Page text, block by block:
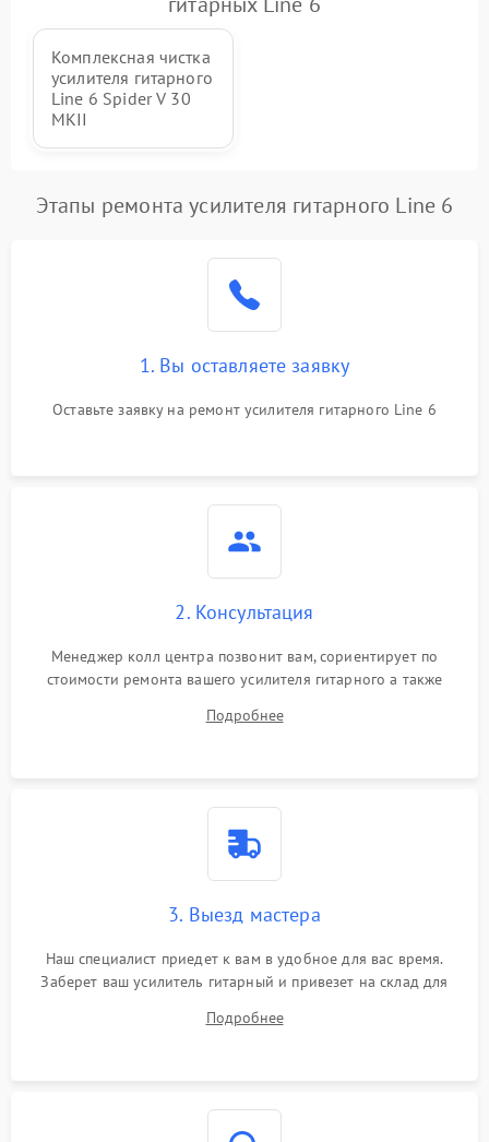
платы
Неисправность кнопок
Комплексная чистка
усилителя гитарного
Line 6 Spider V 30
MKII
Этапы ремонта усилителя гитарного Line 6
1. Вы оставляете заявку
Оставьте заявку на ремонт усилителя гитарного Line 6
2. Консультация
Менеджер колл центра позвонит вам, сориентирует по
стоимости ремонта вашего усилителя гитарного а также
Подробнее
3. Выезд мастера
Наш специалист приедет к вам в удобное для вас время.
Заберет ваш усилитель гитарный и привезет на склад для
Подробнее